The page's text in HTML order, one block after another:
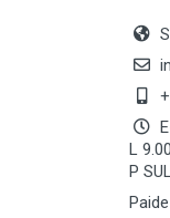
L
P